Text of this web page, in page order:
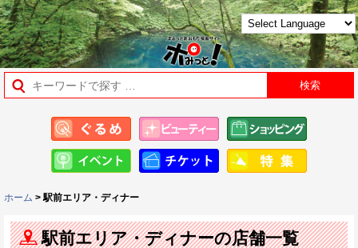
ホーム > 駅前エリア・ディナー
駅前エリア・ディナーの店舗一覧